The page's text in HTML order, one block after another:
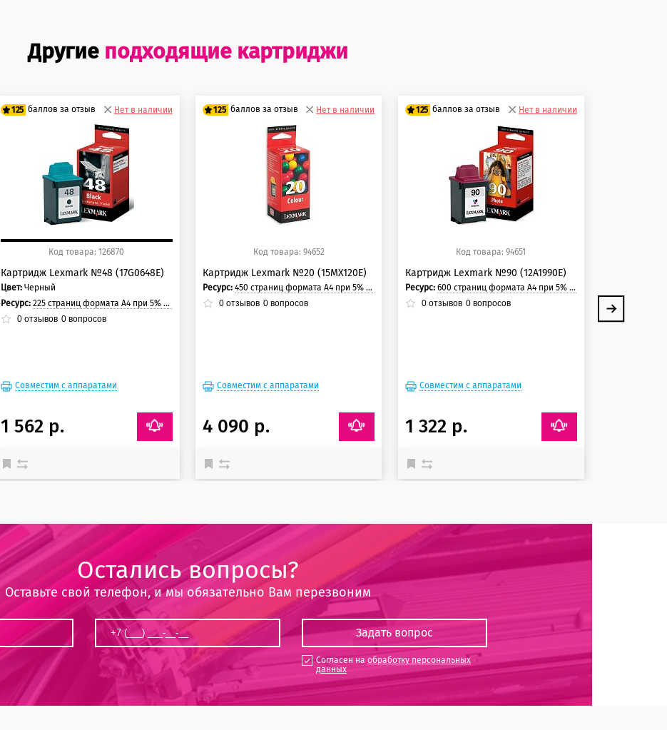
Другие подходящие картриджи
125 баллов за отзыв
125 баллов
Нет в наличии
Код товара: 126870
Картридж Lexmark №48 (17G0648E)
Цвет: Черный
Ресурс: 225 страниц формата А4 при 5% заполнении страницы.
0отзывов 0вопросов
Совместим с аппаратами
1 562 р.
125 баллов за отзыв Нет в наличии
Код товара: 94652
Картридж Lexmark №20 (15MX120E)
Ресурс:450 страниц формата А4 при 5% заполнении страницы.
0 отзывов 0 вопросов
Совместим с аппаратами
4 090 р.
125 баллов за отзыв
125 баллов
Нет в наличии
Код товара: 94651
Картридж Lexmark №90 (12A1990E)
Ресурс: 600 страниц формата А4 при 5% заполнении страницы.
0отзывов 0вопросов
Совместим с аппаратами
1 322 р.
Ресурс:
Остались вопросы?
Оставьте свой телефон, и мы обязательно Вам перезвоним
Согласен на обработку персональных
данных